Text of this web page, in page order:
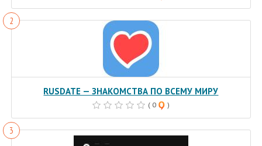
RUSDATE — ЗНАКОМСТВА ПО ВСЕМУ МИРУ
( 0 )